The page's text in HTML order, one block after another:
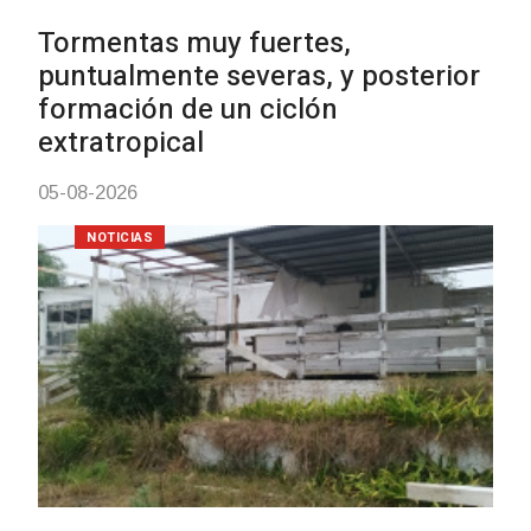
Clases de Muai Thai en Complejo
Charrúa
03-08-2026
Turismo accesible para personas